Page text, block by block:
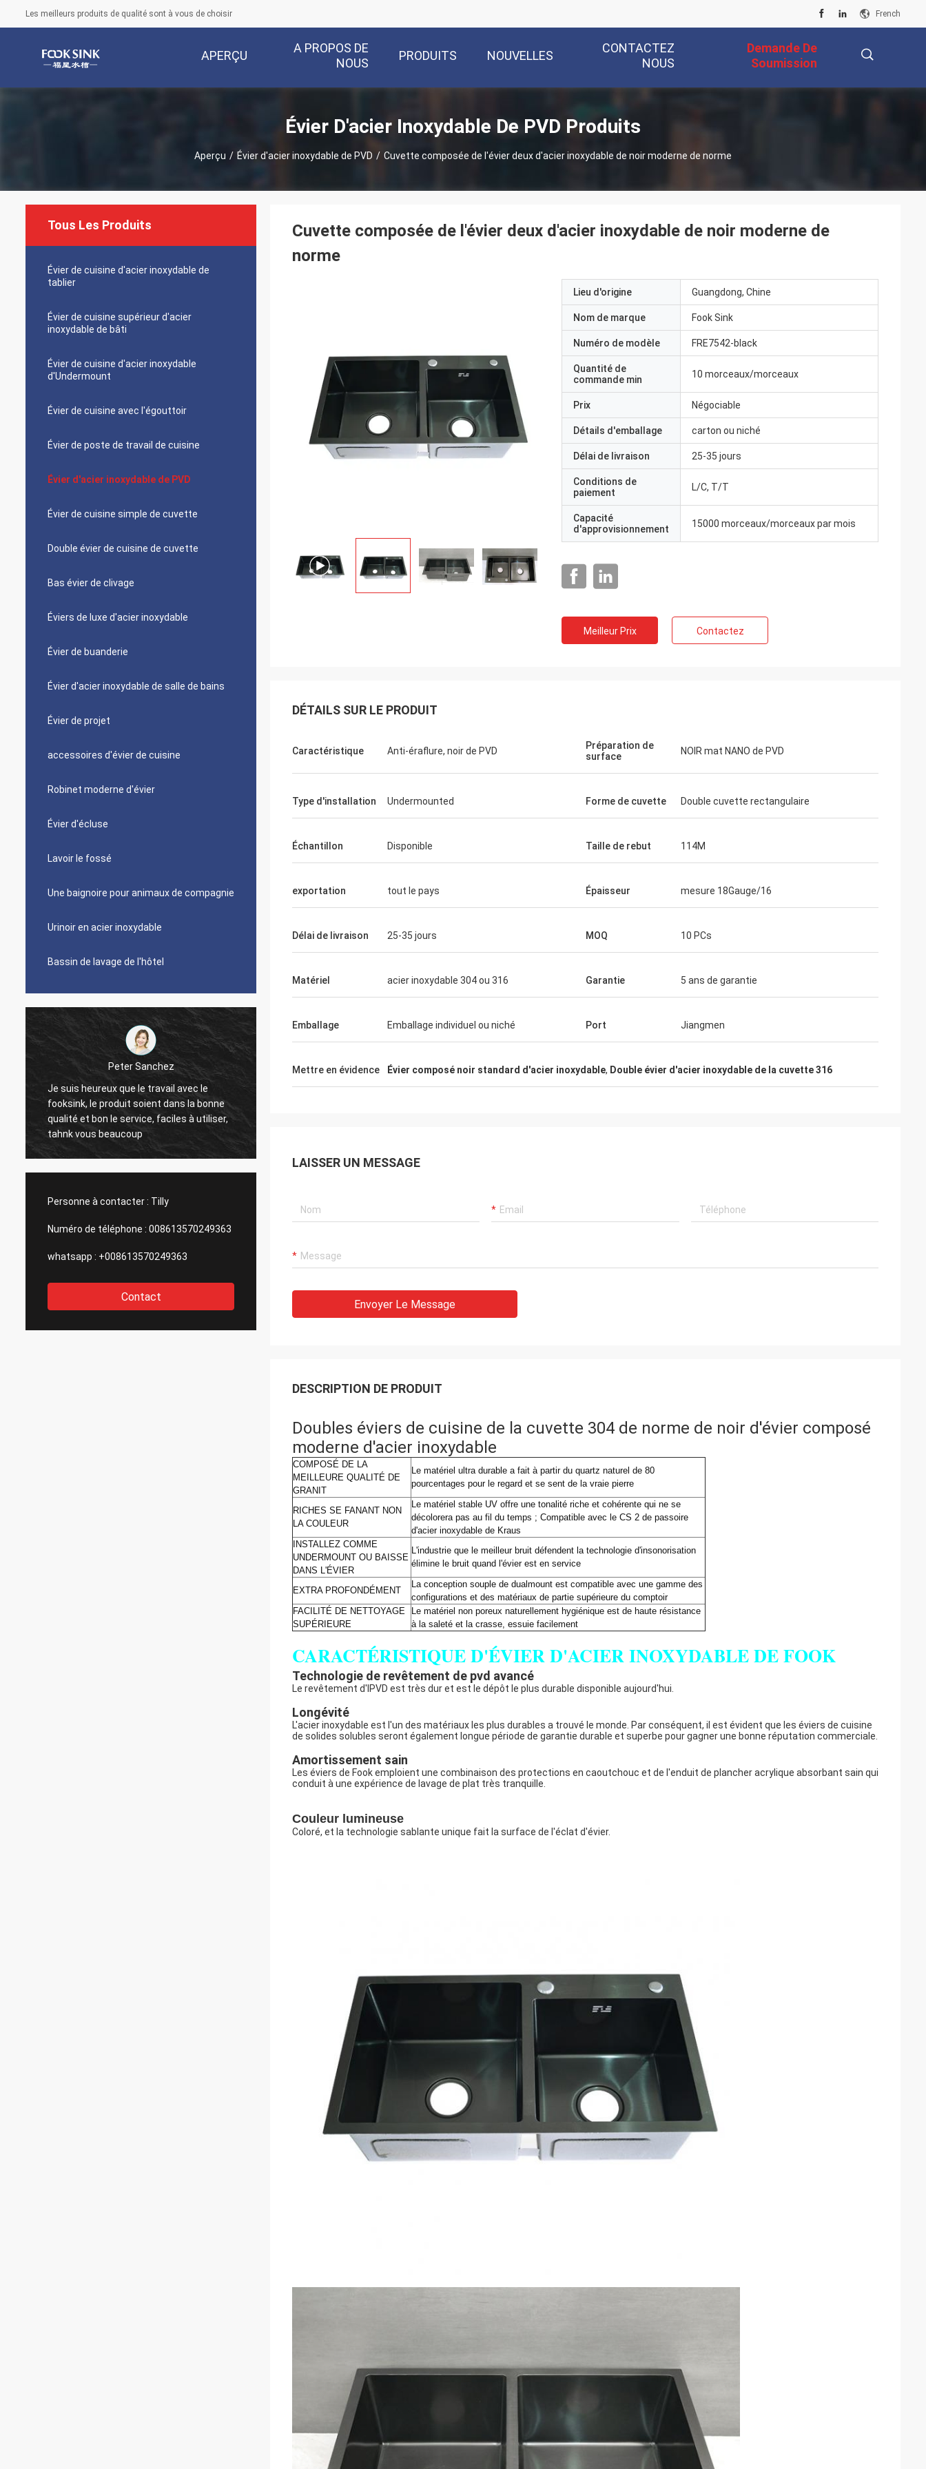
Les meilleurs produits de qualité sont à vous de choisir French
APERÇU
A PROPOS DE
NOUS
PRODUITS NOUVELLES
CONTACTEZ
NOUS
Demande De
Soumission
Évier D'acier Inoxydable De PVD Produits
Aperçu / Évier d'acier inoxydable de PVD / Cuvette composée de l'évier deux d'acier inoxydable de noir moderne de norme
Tous Les Produits
Évier de cuisine d'acier inoxydable de
tablier
Évier de cuisine supérieur d'acier
inoxydable de bâti
Évier de cuisine d'acier inoxydable
d'Undermount
Évier de cuisine avec l'égouttoir
Évier de poste de travail de cuisine
Évier d'acier inoxydable de PVD
Évier de cuisine simple de cuvette
Double évier de cuisine de cuvette
Bas évier de clivage
Éviers de luxe d'acier inoxydable
Évier de buanderie
Évier d'acier inoxydable de salle de bains
Évier de projet
accessoires d'évier de cuisine
Robinet moderne d'évier
Évier d'écluse
Lavoir le fossé
Une baignoire pour animaux de compagnie
Urinoir en acier inoxydable
Bassin de lavage de l'hôtel
Peter Sanchez
que le travail avec le
produit soient dans la bonne
le service, faciles à utiliser,
Gilder de Michelle
Il est grand. Nous l'aimons. Les coins ne
sont pas trop pointus ainsi il est facile de
nettoyer. Les supports peuvent être une
douleur à nettoyer mais combinaison que
je les aime. La section plus petite est
toujours une taille convenable. Elle
Alan Yudelman
L'évier sont très excellent et
Personne à contacter : Tilly
Numéro de téléphone : 008613570249363
whatsapp : +008613570249363
Contact
Cuvette composée de l'évier deux d'acier inoxydable de noir moderne de
norme
Lieu d'origine Guangdong, Chine
Nom de marque Fook Sink
Numéro de modèle FRE7542-black
Quantité de
commande min
10 morceaux/morceaux
Prix Négociable
Détails d'emballage carton ou niché
Délai de livraison 25-35 jours
Conditions de
paiement
L/C, T/T
Capacité
d'approvisionnement
15000 morceaux/morceaux par mois
Meilleur Prix Contactez
DÉTAILS SUR LE PRODUIT
Caractéristique Anti-éraflure, noir de PVD
Préparation de
surface
NOIR mat NANO de PVD
Type d'installation Undermounted Forme de cuvette Double cuvette rectangulaire
Échantillon Disponible Taille de rebut 114M
exportation tout le pays Épaisseur mesure 18Gauge/16
Délai de livraison 25-35 jours MOQ 10 PCs
Matériel acier inoxydable 304 ou 316 Garantie 5 ans de garantie
Emballage Emballage individuel ou niché Port Jiangmen
Mettre en évidence Évier composé noir standard d'acier inoxydable, Double évier d'acier inoxydable de la cuvette 316
LAISSER UN MESSAGE
Envoyer Le Message
DESCRIPTION DE PRODUIT
Doubles éviers de cuisine de la cuvette 304 de norme de noir d'évier composé
moderne d'acier inoxydable
COMPOSÉ DE LA
MEILLEURE QUALITÉ DE
GRANIT
Le matériel ultra durable a fait à partir du quartz naturel de 80
pourcentages pour le regard et se sent de la vraie pierre
RICHES SE FANANT NON
LA COULEUR
Le matériel stable UV offre une tonalité riche et cohérente qui ne se
décolorera pas au fil du temps ; Compatible avec le CS 2 de passoire
d'acier inoxydable de Kraus
INSTALLEZ COMME
UNDERMOUNT OU BAISSE
DANS L'ÉVIER
L'industrie que le meilleur bruit défendent la technologie d'insonorisation
élimine le bruit quand l'évier est en service
EXTRA PROFONDÉMENT
La conception souple de dualmount est compatible avec une gamme des
configurations et des matériaux de partie supérieure du comptoir
FACILITÉ DE NETTOYAGE
SUPÉRIEURE
Le matériel non poreux naturellement hygiénique est de haute résistance
à la saleté et la crasse, essuie facilement
CARACTÉRISTIQUE D'ÉVIER D'ACIER INOXYDABLE DE FOOK
Technologie de revêtement de pvd avancé
Le revêtement d'IPVD est très dur et est le dépôt le plus durable disponible aujourd'hui.
Longévité
L'acier inoxydable est l'un des matériaux les plus durables a trouvé le monde. Par conséquent, il est évident que les éviers de cuisine
de solides solubles seront également longue période de garantie durable et superbe pour gagner une bonne réputation commerciale.
Amortissement sain
Les éviers de Fook emploient une combinaison des protections en caoutchouc et de l'enduit de plancher acrylique absorbant sain qui
conduit à une expérience de lavage de plat très tranquille.
Couleur lumineuse
Coloré, et la technologie sablante unique fait la surface de l'éclat d'évier.